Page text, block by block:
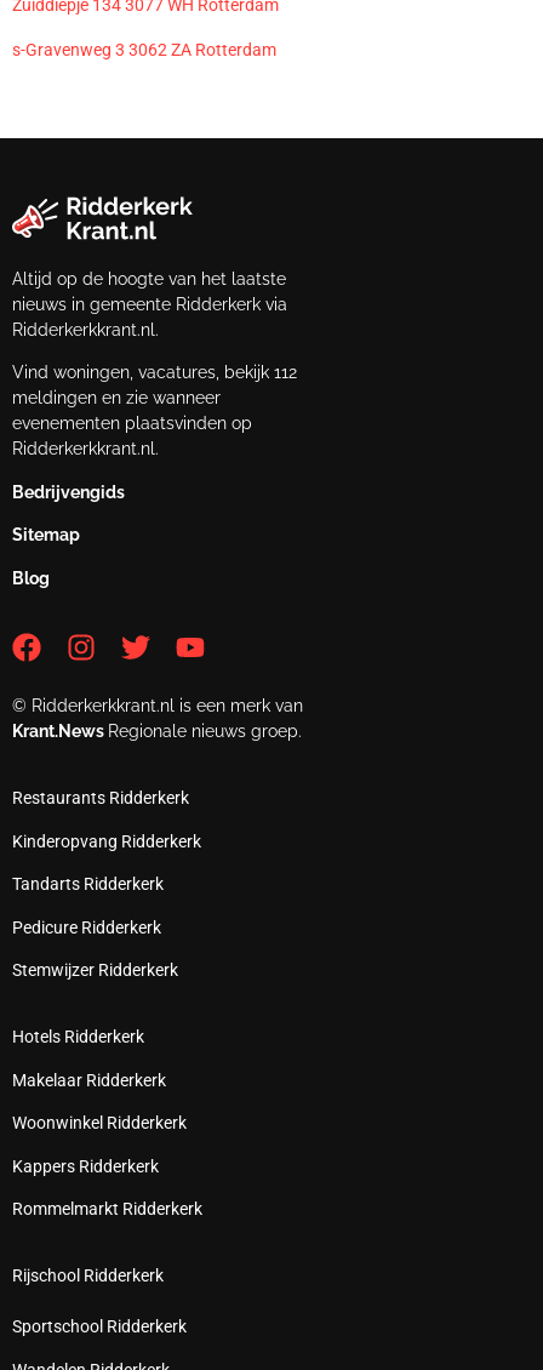
Zuiddiepje 134 3077 WH Rotterdam
s-Gravenweg 3 3062 ZA Rotterdam
Altijd op de hoogte van het laatste
nieuws in gemeente Ridderkerk via
Ridderkerkkrant.nl.
Vind woningen, vacatures, bekijk 112
meldingen en zie wanneer
evenementen plaatsvinden op
Ridderkerkkrant.nl.
Bedrijvengids
Sitemap
Blog
© Ridderkerkkrant.nl is een merk van
Krant.News Regionale nieuws groep.
Restaurants Ridderkerk
Kinderopvang Ridderkerk
Tandarts Ridderkerk
Pedicure Ridderkerk
Stemwijzer Ridderkerk
Hotels Ridderkerk
Makelaar Ridderkerk
Woonwinkel Ridderkerk
Kappers Ridderkerk
Rommelmarkt Ridderkerk
Rijschool Ridderkerk
Sportschool Ridderkerk